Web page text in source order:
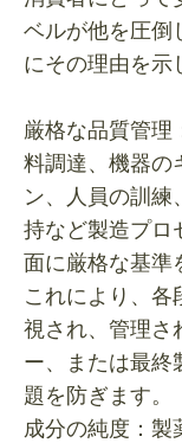
ベルが他を圧倒
にその理由を示
厳格な品質管理
料調達、機器の
ン、人員の訓練
持など製造プロ
面に厳格な基準
これにより、各
視され、管理さ
ー、または最終
題を防ぎます。
成分の純度：製